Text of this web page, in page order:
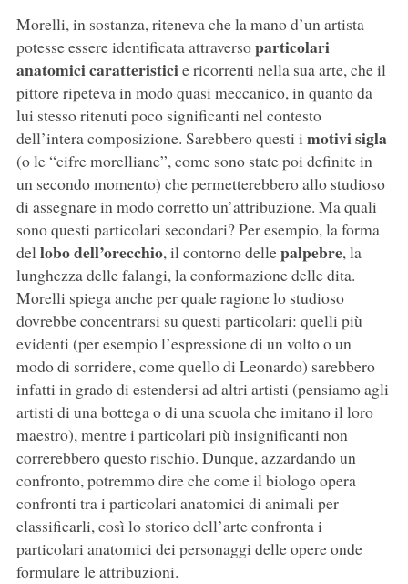
Morelli, in sostanza, riteneva che la mano d’un artista
potesse essere identificata attraversoparticolari
anatomici caratteristicie ricorrenti nella sua arte, che il
pittore ripeteva in modo quasi meccanico, in quanto da
lui stesso ritenuti poco significanti nel contesto
dell’intera composizione. Sarebbero questi i motivi sigla
(o le “cifre morelliane”, come sono state poi definite in
un secondo momento) che permetterebbero allo studioso
di assegnare in modo corretto un’attribuzione. Ma quali
sono questi particolari secondari? Per esempio, la forma
dellobo dell’orecchio, il contorno dellepalpebre, la
lunghezza delle falangi, la conformazione delle dita.
Morelli spiega anche per quale ragione lo studioso
dovrebbe concentrarsi su questi particolari: quelli più
evidenti (per esempio l’espressione di un volto o un
modo di sorridere, come quello di Leonardo) sarebbero
infatti in grado di estendersi ad altri artisti (pensiamo agli
artisti di una bottega o di una scuola che imitano il loro
maestro), mentre i particolari più insignificanti non
correrebbero questo rischio. Dunque, azzardando un
confronto, potremmo dire che come il biologo opera
confronti tra i particolari anatomici di animali per
classificarli, così lo storico dell’arte confronta i
particolari anatomici dei personaggi delle opere onde
formulare le attribuzioni.